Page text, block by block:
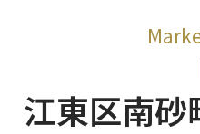
江東区南砂